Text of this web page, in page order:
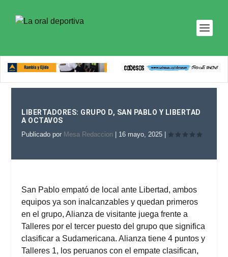
LIBERTADORES: GRUPO D, SAN PABLO Y LIBERTAD
A OCTAVOS
Publicado por Mesa Redaccion 16 mayo, 2025
San Pablo empató de local ante Libertad, ambos
equipos ya son inalcanzables y quedan primeros
en el grupo, Alianza de visitante juega frente a
Talleres por el tercer puesto del grupo que significa
clasificar a Sudamericana. Alianza tiene 4 puntos y
Talleres 1, los peruanos con el empate clasifican,